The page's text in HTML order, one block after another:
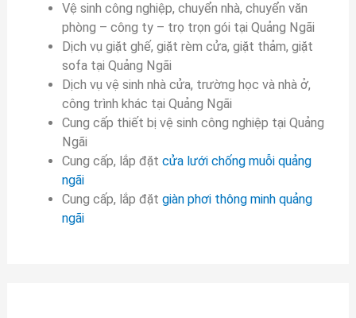
Vệ sinh công nghiệp, chuyển nhà, chuyển văn
phòng – công ty – trọ trọn gói tại Quảng Ngãi
Dịch vụ giặt ghế, giặt rèm cửa, giặt thảm, giặt
sofa tại Quảng Ngãi
Dịch vụ vệ sinh nhà cửa, trường học và nhà ở,
công trình khác tại Quảng Ngãi
Cung cấp thiết bị vệ sinh công nghiệp tại Quảng
Ngãi
Cung cấp, lắp đặtcửa lưới chống muỗi quảng
ngãi
Cung cấp, lắp đặtgiàn phơi thông minh quảng
ngãi